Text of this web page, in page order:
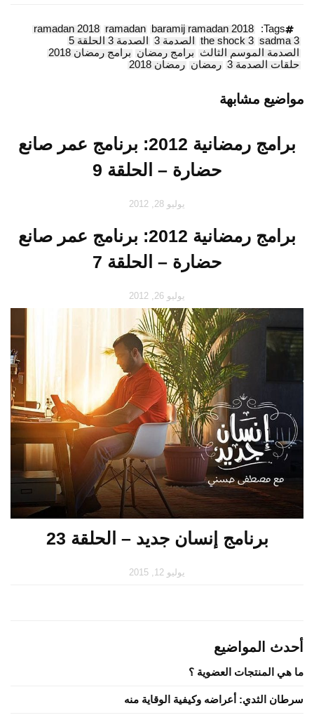
Tags:
baramij ramadan 2018
ramadan
ramadan 2018
sadma 3
the shock 3 الصدمة 3
الصدمة 3 الحلقة 5
الصدمة الموسم الثالث برامج رمضان برامج رمضان 2018
حلقات الصدمة 3
رمضان رمضان 2018
مواضيع مشابهة
برامج رمضانية 2012: برنامج عمر صانع
حضارة – الحلقة 9
يوليو 28, 2012
برامج رمضانية 2012: برنامج عمر صانع
حضارة – الحلقة 7
يوليو 26, 2012
برنامج إنسان جديد – الحلقة 23
يوليو 12, 2015
أحدث المواضيع
ما هي المنتجات العضوية ؟
سرطان الثدي: أعراضه وكيفية الوقاية منه